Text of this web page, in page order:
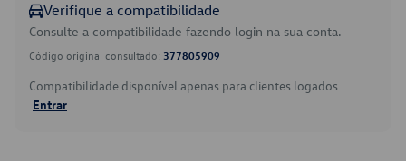
Verifique a compatibilidade
Consulte a compatibilidade fazendo login na sua conta.
Código original consultado: 377805909
Compatibilidade disponível apenas para clientes logados.
Entrar